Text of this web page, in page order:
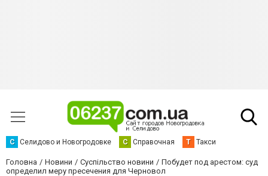
С Селидово и Новогродовке С Справочная Т Такси
Головна Новини Суспільство новини
Побудет под арестом: суд
определил меру пресечения для Черновол